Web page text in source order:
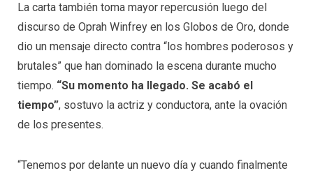
La carta también toma mayor repercusión luego del
discurso de Oprah Winfrey en los Globos de Oro, donde
dio un mensaje directo contra “los hombres poderosos y
brutales” que han dominado la escena durante mucho
tiempo. “Su momento ha llegado. Se acabó el
tiempo”, sostuvo la actriz y conductora, ante la ovación
de los presentes.
“Tenemos por delante un nuevo día y cuando finalmente